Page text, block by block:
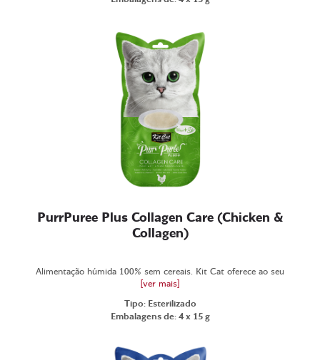
PurrPuree Plus Collagen Care (Chicken &
Collagen)
Alimentação húmida 100% sem cereais. Kit Cat oferece ao seu
[ver mais]
Tipo: Esterilizado
Embalagens de: 4 x 15 g